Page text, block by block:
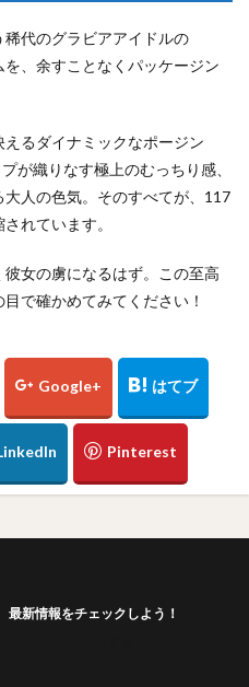
稀代のグラビアアイドルの
を、余すことなくパッケージン
るダイナミックなポージン
が織りなす極上のむっちり感、
人の色気。そのすべてが、117
れています。
女の虜になるはず。この至高
で確かめてみてください！
最新情報をチェックしよう！